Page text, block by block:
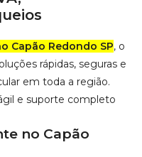
Capão Redondo SP, o
rápidas, seguras e
em toda a região.
e suporte completo
no Capão